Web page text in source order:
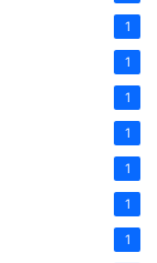
1
1
1
1
1
1
1